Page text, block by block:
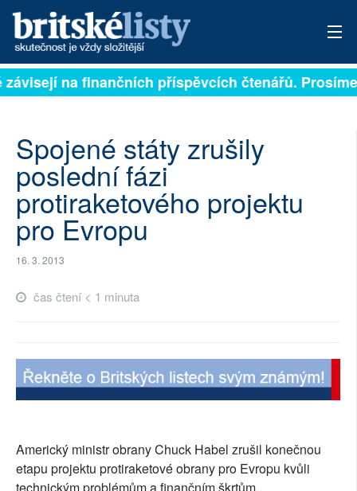
PŘIHLÁSIT
ARCHIV
ROZHOVORY
TÉMATA
NEJČTENĚJŠÍ ZA 7 DNÍ
AUTOŘI
SOCIÁLNÍ SÍTĚ
PLNÁ VERZE STRÁNEK
na finančních příspěvcích čtenářů.
Spojené státy zrušily
poslední fázi
protiraketového projektu
pro Evropu
16. 3. 2013
čas čtení < 1 minuta
Americký ministr obrany Chuck Habel zrušil konečnou
etapu projektu protiraketové obrany pro Evropu kvůli